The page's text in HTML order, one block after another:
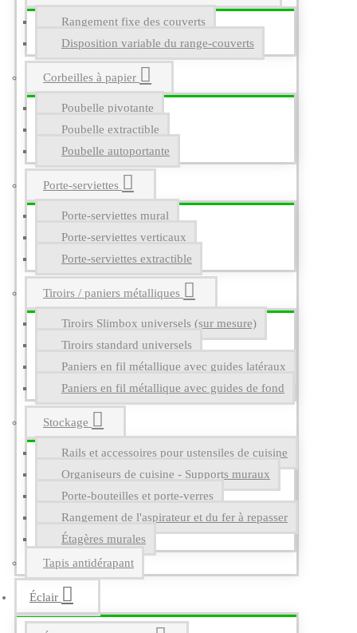
Rangement fixe des couverts
Disposition variable du range-couverts
Corbeilles à papier
Poubelle pivotante
Poubelle extractible
Poubelle autoportante
Porte-serviettes
Porte-serviettes mural
Porte-serviettes verticaux
Porte-serviettes extractible
Tiroirs / paniers métalliques
Tiroirs Slimbox universels (sur mesure)
Tiroirs standard universels
Paniers en fil métallique avec guides latéraux
Paniers en fil métallique avec guides de fond
Stockage
Rails et accessoires pour ustensiles de cuisine
Organiseurs de cuisine - Supports muraux
Porte-bouteilles et porte-verres
Rangement de l'aspirateur et du fer à repasser
Étagères murales
Tapis antidérapant
Éclair